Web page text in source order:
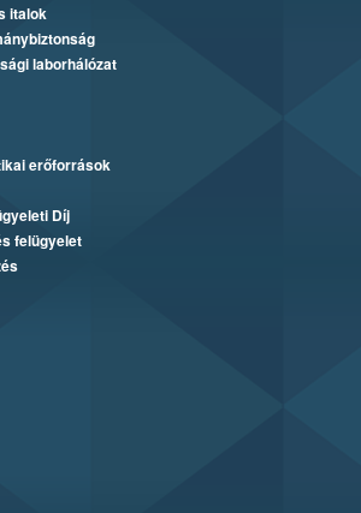
italok
laborhálózat
erőforrások
Díj
felügyelet